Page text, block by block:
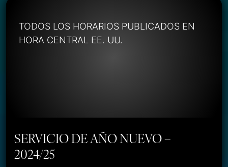
TODOS LOS HORARIOS PUBLICADOS EN
HORA CENTRAL EE. UU.
SERVICIO DE AÑO NUEVO –
2024/25